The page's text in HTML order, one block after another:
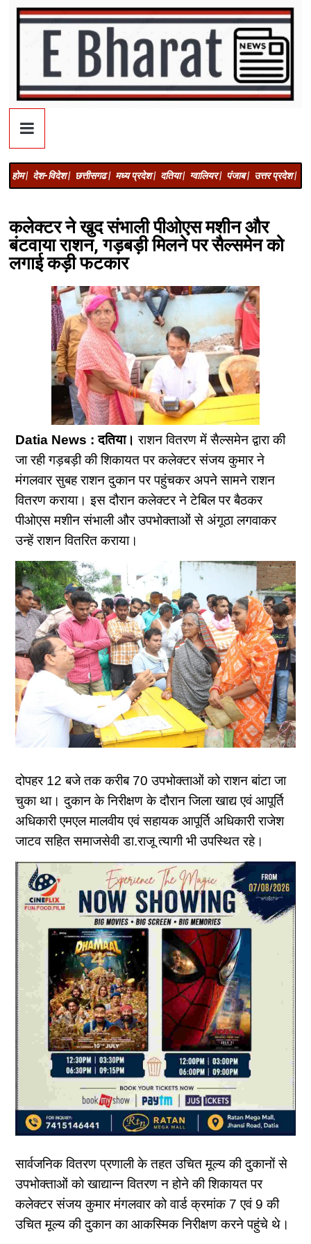
होम | देश-विदेश | छत्तीसगढ | मध्य प्रदेश | दतिया | ग्वालियर | पंजाब | उत्तर प्रदेश |
कलेक्टर ने खुद संभाली पीओएस मशीन और
बंटवाया राशन, गड़बड़ी मिलने पर सैल्समेन को
लगाई कड़ी फटकार
Datia News : दतिया। राशन वितरण में सैल्समेन द्वारा की
जा रही गड़बड़ी की शिकायत पर कलेक्टर संजय कुमार ने
मंगलवार सुबह राशन दुकान पर पहुंचकर अपने सामने राशन
वितरण कराया। इस दौरान कलेक्टर ने टेबिल पर बैठकर
पीओएस मशीन संभाली और उपभोक्ताओं से अंगूठा लगवाकर
उन्हें राशन वितरित कराया।
दोपहर 12 बजे तक करीब 70 उपभोक्ताओं को राशन बांटा जा
चुका था। दुकान के निरीक्षण के दौरान जिला खाद्य एवं आपूर्ति
अधिकारी एमएल मालवीय एवं सहायक आपूर्ति अधिकारी राजेश
जाटव सहित समाजसेवी डा.राजू त्यागी भी उपस्थित रहे।
सार्वजनिक वितरण प्रणाली के तहत उचित मूल्य की दुकानों से
उपभोक्ताओं को खाद्यान्न वितरण न होने की शिकायत पर
कलेक्टर संजय कुमार मंगलवार को वार्ड क्रमांक 7 एवं 9 की
उचित मूल्य की दुकान का आकस्मिक निरीक्षण करने पहुंचे थे।